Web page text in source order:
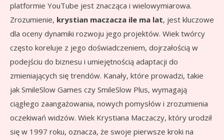
platformie YouTube jest znacząca i wielowymiarowa.
Zrozumienie, krystian maczacza ile ma lat, jest kluczowe
dla oceny dynamiki rozwoju jego projektów. Wiek twórcy
często koreluje z jego doświadczeniem, dojrzałością w
podejściu do biznesu i umiejętnością adaptacji do
zmieniających się trendów. Kanały, które prowadzi, takie
jak SmileSlow Games czy SmileSlow Plus, wymagają
ciągłego zaangażowania, nowych pomysłów i zrozumienia
oczekiwań widzów. Wiek Krystiana Maczaczy, który urodził
się w 1997 roku, oznacza, że swoje pierwsze kroki na